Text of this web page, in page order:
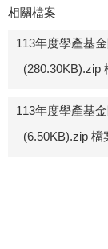
相關檔案
113年度學產基
(280.30KB).zip
113年度學產基
(6.50KB).zip 檔